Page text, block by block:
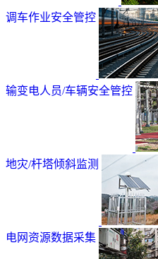
调车作业安全管控
输变电人员/车辆安全管控
地灾/杆塔倾斜监测
电网资源数据采集